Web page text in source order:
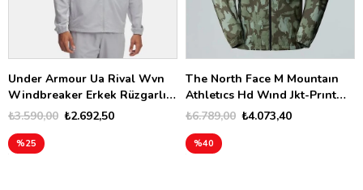
Under Armour Ua Rival Wvn
Windbreaker Erkek Rüzgarlık
1390149
₺2.692,50
₺3.590,00
%25
The North Face M Mountaın
Athletıcs Hd Wınd Jkt-Prınt
Erkek Rüzgarlık
₺4.073,40
₺6.789,00
%40